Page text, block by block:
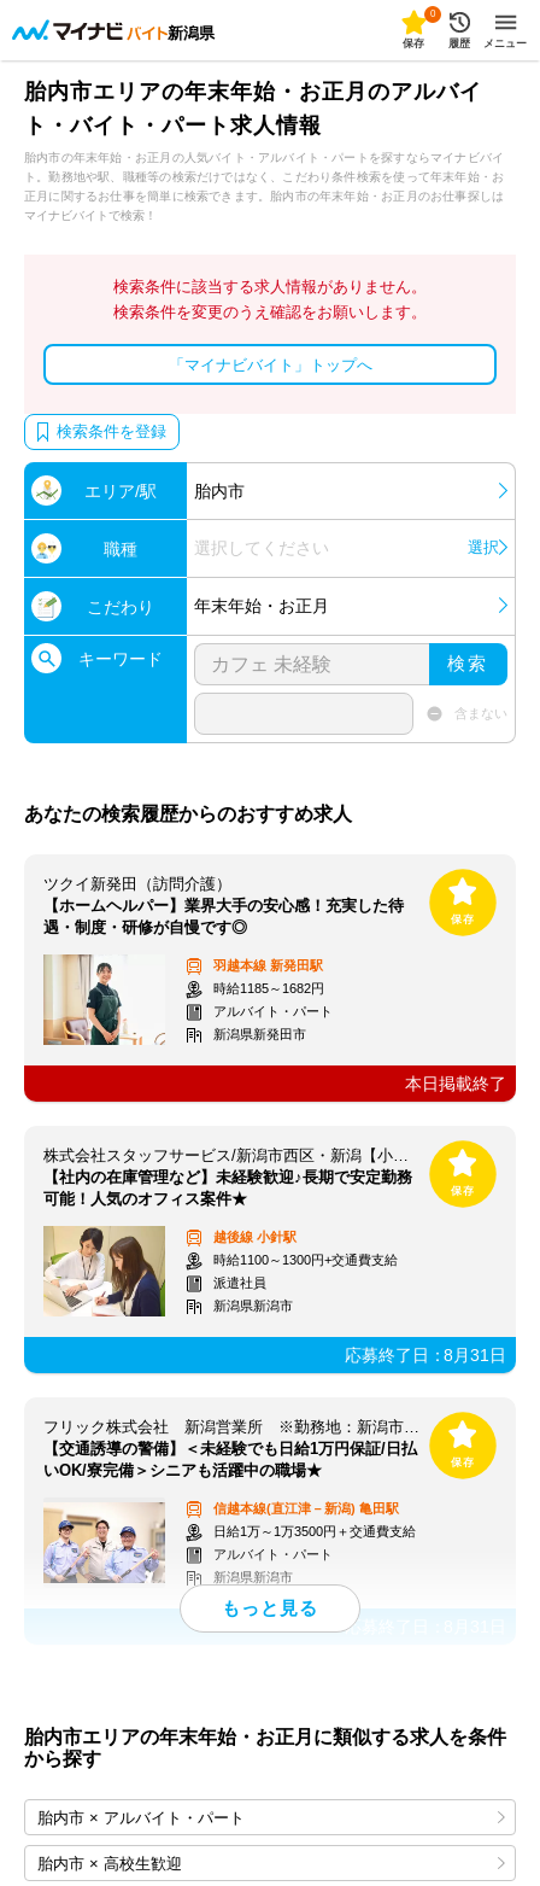
新潟県
0
保存 履歴 メニュー
胎内市エリアの年末年始・お正月のアルバイ
ト・バイト・パート求人情報
胎内市の年末年始・お正月の人気バイト・アルバイト・パートを探すならマイナビバイ
ト。勤務地や駅、職種等の検索だけではなく、こだわり条件検索を使って年末年始・お
正月に関するお仕事を簡単に検索できます。胎内市の年末年始・お正月のお仕事探しは
マイナビバイトで検索！
検索条件に該当する求人情報がありません。
検索条件を変更のうえ確認をお願いします。
「マイナビバイト」トップへ
検索条件を登録
エリア/駅 胎内市
職種 選択してください 選択
こだわり 年末年始・お正月
キーワード 検索
含まない
あなたの検索履歴からのおすすめ求人
ツクイ新発田（訪問介護）
【ホームヘルパー】業界大手の安心感！充実した待
遇・制度・研修が自慢です◎
羽越本線 新発田駅
時給1185～1682円
アルバイト・パート
新潟県新発田市
本日掲載終了
株式会社スタッフサービス/新潟市西区・新潟【小針駅】
【社内の在庫管理など】未経験歓迎♪長期で安定勤務
可能！人気のオフィス案件★
越後線 小針駅
時給1100～1300円+交通費支給
派遣社員
新潟県新潟市
応募終了日：8月31日
フリック株式会社 新潟営業所 ※勤務地：新潟市江南区エリア
【交通誘導の警備】＜未経験でも日給1万円保証/日払
いOK/寮完備＞シニアも活躍中の職場★
信越本線(直江津－新潟) 亀田駅
日給1万～1万3500円＋交通費支給
アルバイト・パート
新潟県新潟市
応募終了日：
胎内市エリアの年末年始・お正月に類似する求人を条件
から探す
胎内市 × アルバイト・パート
胎内市 × 高校生歓迎